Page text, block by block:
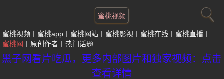
蜜桃视频
蜜桃视频 蜜桃app 蜜桃网站 蜜桃影视 蜜桃在线
蜜桃直播
蜜桃网
原创作者 热门话题
黑子网看片吃瓜，更多内部图片和独家视频：点击
查看详情